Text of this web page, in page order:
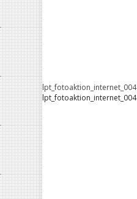
lpt_fotoaktion_internet_004
lpt_fotoaktion_internet_004